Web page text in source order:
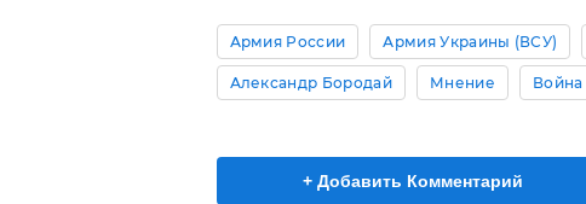
Армия России Армия Украины (ВСУ)
Александр Бородай Мнение
+ Добавить Комментарий